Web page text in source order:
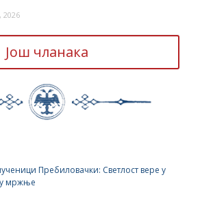
2026
Још чланака
Пребиловачки: Светлост вере у
мржње